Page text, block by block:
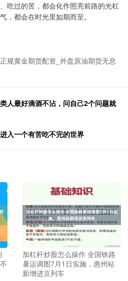
吃过的苦，都会化作照亮前路的光杠
，都会在时光里如期而至。
规黄金期货配资_外盘原油期货无息
人最好滴酒不沾，问自己2个问题就
入一个有苦吃不完的世界
加杠杆炒股怎么操作 全国铁路
暑运调图7月1日实施，惠州站
新增进京列车